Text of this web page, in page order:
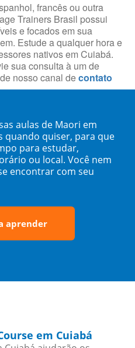
francês ou outra
Trainers Brasil possui
e focados em sua
Estude a qualquer hora e
nativos em Cuiabá.
sua consulta à um de
nosso canal decontato
aulas de Maori em
quando quiser, para que
para estudar,
ou local. Você nem
encontrar com seu
aprender
em Cuiabá